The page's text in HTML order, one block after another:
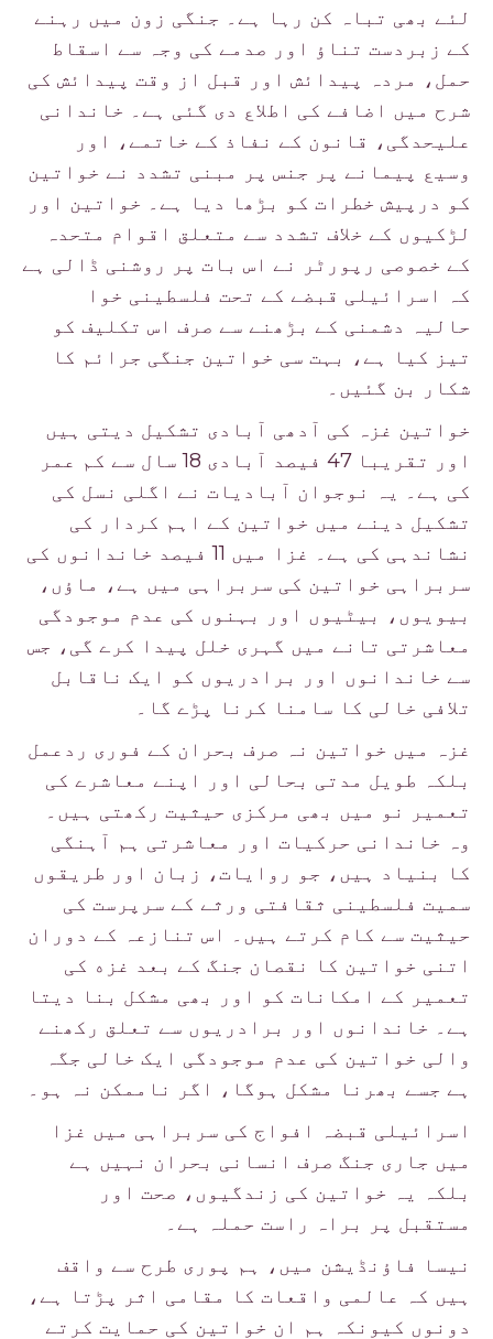
لئے بھی تباہ کن رہا ہے۔ جنگی زون میں رہنے
کے زبردست تناؤ اور صدمے کی وجہ سے اسقاط
حمل، مردہ پیدائش اور قبل از وقت پیدائش کی
شرح میں اضافے کی اطلاع دی گئی ہے۔ خاندانی
علیحدگی، قانون کے نفاذ کے خاتمے، اور
وسیع پیمانے پر جنس پر مبنی تشدد نے خواتین
کو درپیش خطرات کو بڑھا دیا ہے۔ خواتین اور
لڑکیوں کے خلاف تشدد سے متعلق اقوام متحدہ
کے خصوصی رپورٹر نے اس بات پر روشنی ڈالی ہے
کہ اسرائیلی قبضے کے تحت فلسطینی خوا
حالیہ دشمنی کے بڑھنے سے صرف اس تکلیف کو
تیز کیا ہے، بہت سی خواتین جنگی جرائم کا
شکار بن گئیں۔
خواتین غزہ کی آدھی آبادی تشکیل دیتی ہیں
اور تقریبا 47 فیصد آبادی 18 سال سے کم عمر
کی ہے۔ یہ نوجوان آبادیات نے اگلی نسل کی
تشکیل دینے میں خواتین کے اہم کردار کی
نشاندہی کی ہے۔ غزا میں 11 فیصد خاندانوں کی
سربراہی خواتین کی سربراہی میں ہے، ماؤں،
بیویوں، بیٹیوں اور بہنوں کی عدم موجودگی
معاشرتی تانے میں گہری خلل پیدا کرے گی، جس
سے خاندانوں اور برادریوں کو ایک ناقابل
تلافی خالی کا سامنا کرنا پڑے گا۔
غزہ میں خواتین نہ صرف بحران کے فوری ردعمل
بلکہ طویل مدتی بحالی اور اپنے معاشرے کی
تعمیر نو میں بھی مرکزی حیثیت رکھتی ہیں۔
وہ خاندانی حرکیات اور معاشرتی ہم آہنگی
کا بنیاد ہیں، جو روایات، زبان اور طریقوں
سمیت فلسطینی ثقافتی ورثے کے سرپرست کی
حیثیت سے کام کرتے ہیں۔ اس تنازعہ کے دوران
اتنی خواتین کا نقصان جنگ کے بعد غزه کی
تعمیر کے امکانات کو اور بھی مشکل بنا دیتا
ہے۔ خاندانوں اور برادریوں سے تعلق رکھنے
والی خواتین کی عدم موجودگی ایک خالی جگہ
ہے جسے بھرنا مشکل ہوگا، اگر ناممکن نہ ہو۔
اسرائیلی قبضہ افواج کی سربراہی میں غزا
میں جاری جنگ صرف انسانی بحران نہیں ہے
بلکہ یہ خواتین کی زندگیوں، صحت اور
مستقبل پر براہ راست حملہ ہے۔
نیسا فاؤنڈیشن میں، ہم پوری طرح سے واقف
ہیں کہ عالمی واقعات کا مقامی اثر پڑتا ہے،
دونوں کیونکہ ہم ان خواتین کی حمایت کرتے